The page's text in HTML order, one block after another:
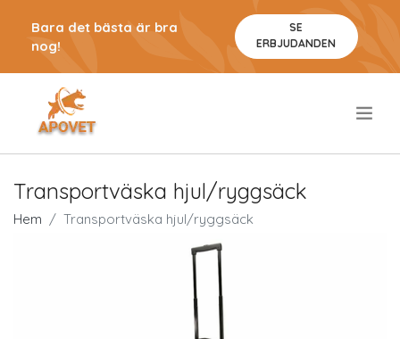
Bara det bästa är bra
nog!
SE
ERBJUDANDEN
Transportväska hjul/ryggsäck
Hem Transportväska hjul/ryggsäck